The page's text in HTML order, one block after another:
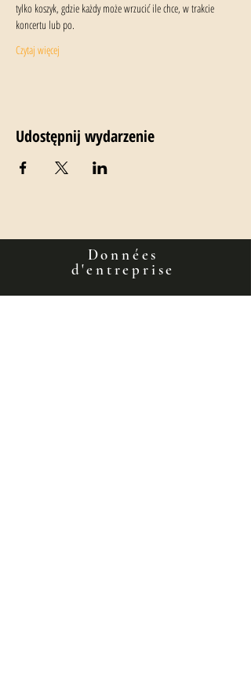
tylko koszyk, gdzie każdy może wrzucić ile chce, w trakcie
koncertu lub po.
Czytaj więcej
Udostępnij wydarzenie
Données
d'entreprise
Francois muzyk - Francois Martineau